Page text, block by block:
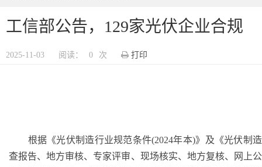
工信部公告，129家光伏企业合规
2025-11-03 阅读： 0 次 打印
根据《光伏制造行业规范条件(2024年本)》及《光伏制
查报告、地方审核、专家评审、现场核实、地方复核、网上